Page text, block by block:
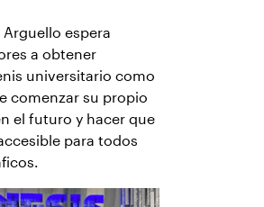
espera
a obtener
universitario como
comenzar su propio
el futuro y hacer que
para todos